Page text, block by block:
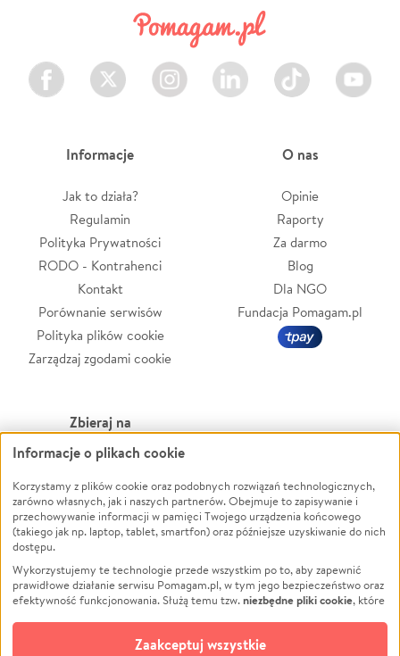
Facebook Twitter Instagram LinkedIn TikTok Youtube
Informacje
Jak to działa?
Regulamin
Polityka Prywatności
RODO - Kontrahenci
Kontakt
Porównanie serwisów
Polityka plików cookie
Zarządzaj zgodami cookie
O nas
Opinie
Raporty
Za darmo
Blog
Dla NGO
Fundacja Pomagam.pl
Zbieraj na
Leczenie
Zwierzęta
Pożar
Ukraina
Pomoc Finansowa
Projekty
Pogrzeb
Społeczność lokalna
Powódź
Wichura
NGO
Edukacja
Podróż
Impreza
Ochrona środowiska
Informacje o plikach cookie
Korzystamy z plików cookie oraz podobnych rozwiązań technologicznych,
zarówno własnych, jak i naszych partnerów. Obejmuje to zapisywanie i
przechowywanie informacji w pamięci Twojego urządzenia końcowego
(takiego jak np. laptop, tablet, smartfon) oraz późniejsze uzyskiwanie do nich
dostępu.
Wykorzystujemy te technologie przede wszystkim po to, aby zapewnić
prawidłowe działanie serwisu Pomagam.pl, w tym jego bezpieczeństwo oraz
efektywność funkcjonowania. Służą temu tzw.niezbędne pliki cookie, które
opcjonalnych plików cookie
Zaakceptuj wszystkie